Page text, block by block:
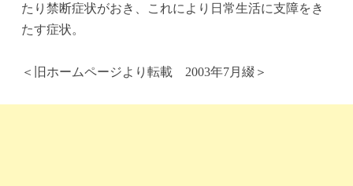
たり禁断症状がおき、これにより日常生活に支障をき
たす症状。
＜旧ホームページより転載 2003年7月綴＞